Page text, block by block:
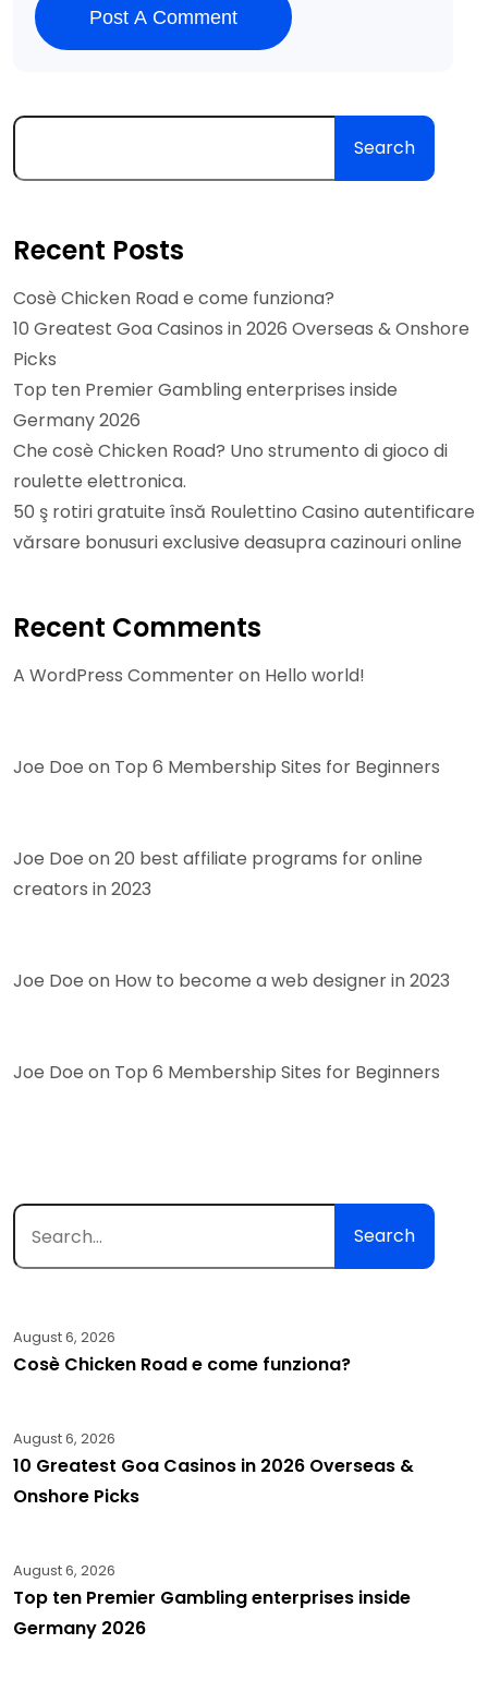
Post A Comment
Search
Recent Posts
Cosè Chicken Road e come funziona?
10 Greatest Goa Casinos in 2026 Overseas & Onshore
Picks
Top ten Premier Gambling enterprises inside
Germany 2026
Che cosè Chicken Road? Uno strumento di gioco di
roulette elettronica.
50 ş rotiri gratuite însă Roulettino Casino autentificare
vărsare bonusuri exclusive deasupra cazinouri online
Recent Comments
A WordPress Commenteron Hello world!
Joe Doe on Top 6 Membership Sites for Beginners
Joe Doe on20 best affiliate programs for online
creators in 2023
Joe Doe on How to become a web designer in 2023
Joe Doe on Top 6 Membership Sites for Beginners
Search
August 6, 2026
Cosè Chicken Road e come funziona?
August 6, 2026
10 Greatest Goa Casinos in 2026 Overseas &
Onshore Picks
August 6, 2026
Top ten Premier Gambling enterprises inside
Germany 2026